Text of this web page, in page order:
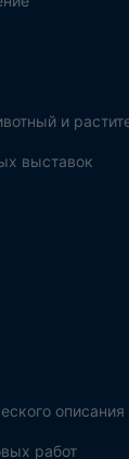
и
выставок
описания
работ